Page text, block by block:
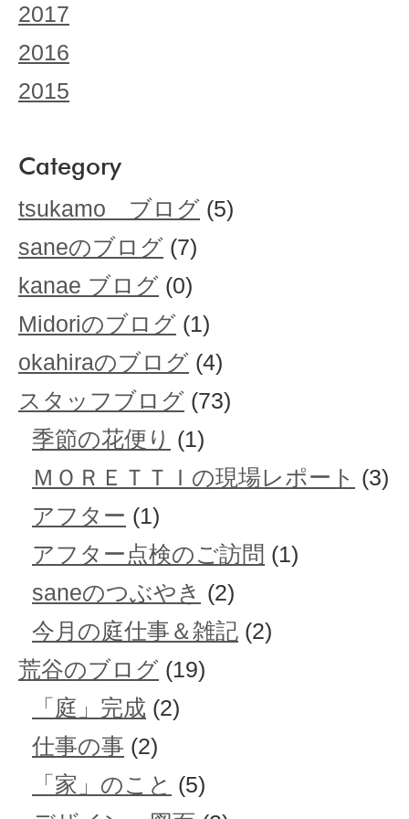
2017
2016
2015
Category
tsukamo ブログ (5)
saneのブログ (7)
kanae ブログ (0)
Midoriのブログ (1)
okahiraのブログ (4)
スタッフブログ (73)
季節の花便り (1)
ＭＯＲＥＴＴＩの現場レポート (3)
アフター (1)
アフター点検のご訪問 (1)
saneのつぶやき (2)
今月の庭仕事＆雑記 (2)
荒谷のブログ (19)
「庭」完成 (2)
仕事の事 (2)
「家」のこと (5)